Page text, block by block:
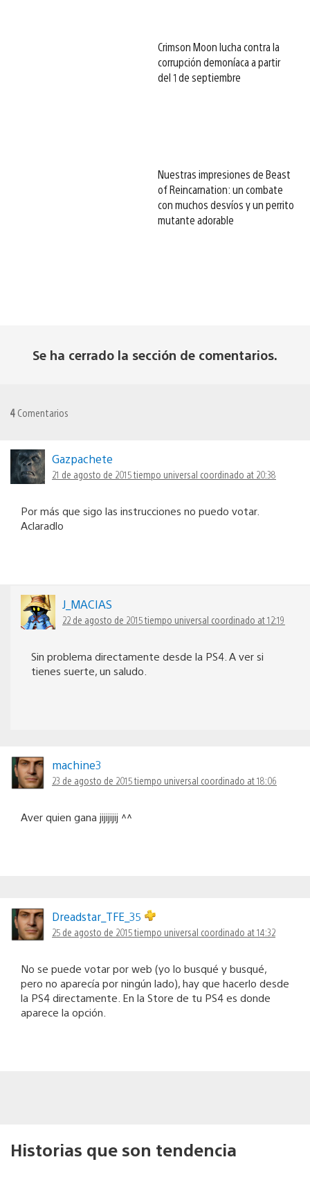
Crimson Moon lucha contra la
corrupción demoníaca a partir
del 1 de septiembre
Nuestras impresiones de Beast
of Reincarnation: un combate
con muchos desvíos y un perrito
mutante adorable
Se ha cerrado la sección de comentarios.
4 Comentarios
Gazpachete
21 de agosto de 2015 tiempo universal coordinado at 20:38
Por más que sigo las instrucciones no puedo votar.
Aclaradlo
J_MACIAS
22 de agosto de 2015 tiempo universal coordinado at 12:19
Sin problema directamente desde la PS4. A ver si
tienes suerte, un saludo.
machine3
23 de agosto de 2015 tiempo universal coordinado at 18:06
Aver quien gana jijijijij ^^
Dreadstar_TFE_35
25 de agosto de 2015 tiempo universal coordinado at 14:32
No se puede votar por web (yo lo busqué y busqué,
pero no aparecía por ningún lado), hay que hacerlo desde
la PS4 directamente. En la Store de tu PS4 es donde
aparece la opción.
Historias que son tendencia